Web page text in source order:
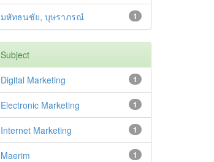
1
มหัทธนชัย, บุษราภรณ์
Subject
1
Digital Marketing
1
Electronic Marketing
1
Internet Marketing
1
Maerim